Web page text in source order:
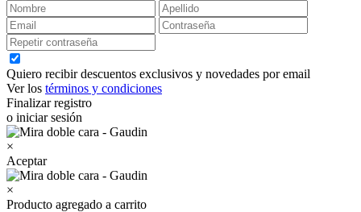
Quiero recibir descuentos exclusivos y novedades por email
Ver los términos y condiciones
Finalizar registro
o iniciar sesión
×
Aceptar
×
Producto agregado a carrito